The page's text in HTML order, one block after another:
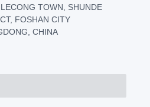
TOWN, SHUNDE
FOSHAN CITY
CHINA